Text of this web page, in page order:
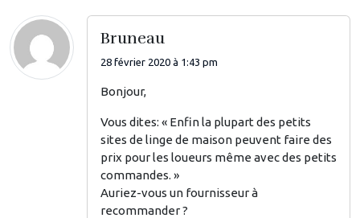
Bruneau
28 février 2020 à 1:43 pm
Bonjour,
Vous dites: « Enfin la plupart des petits
sites de linge de maison peuvent faire des
prix pour les loueurs même avec des petits
commandes. »
Auriez-vous un fournisseur à
recommander ?